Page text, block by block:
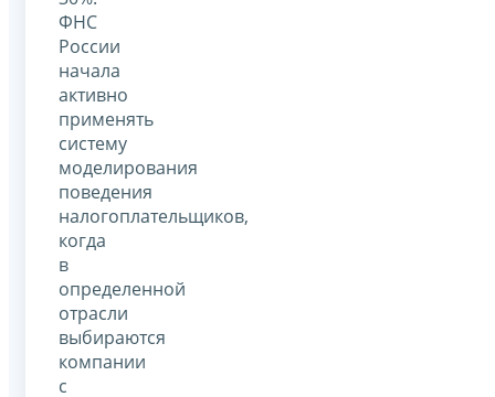
ФНС
России
начала
активно
применять
систему
моделирования
поведения
налогоплательщиков,
когда
в
определенной
отрасли
выбираются
компании
с